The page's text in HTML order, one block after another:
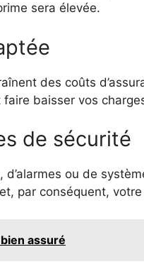
sera élevée.
des coûts
baisser vos
de sécurité
d’alarmes ou de
et, par conséquent, votre
assuré